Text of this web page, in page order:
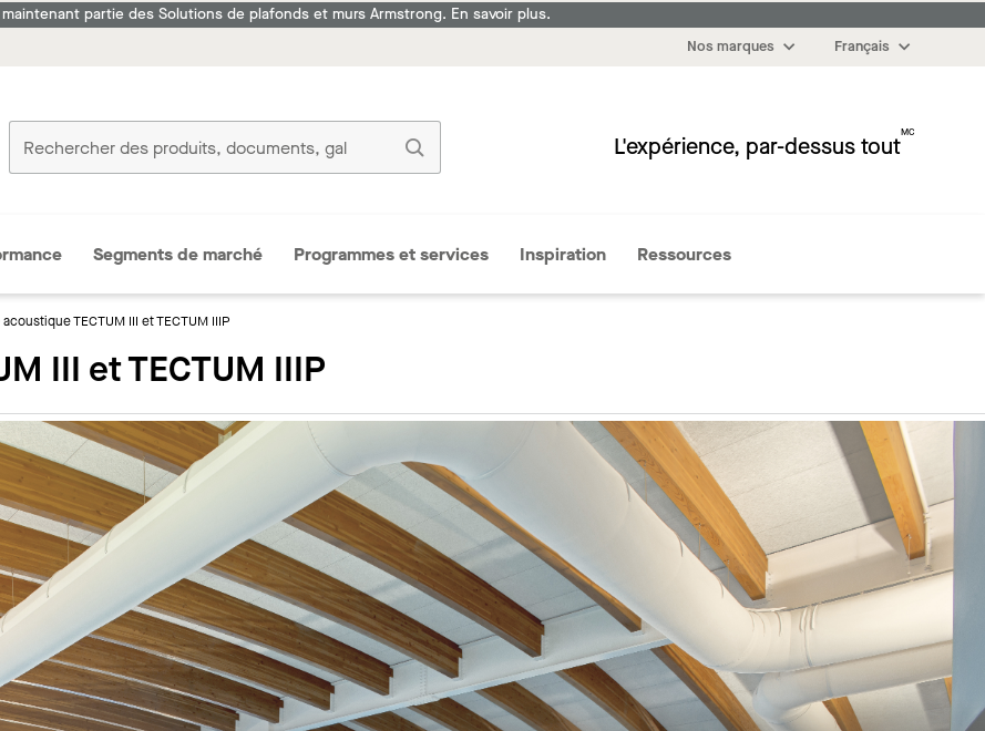
partie des Solutions de plafonds et murs Armstrong. En savoir plus.
Nos marques Français
L'expérience, par-dessus toutMC
Segments de marché Programmes et services Inspiration Ressources
TECTUM III et TECTUM IIIP
III et TECTUM IIIP